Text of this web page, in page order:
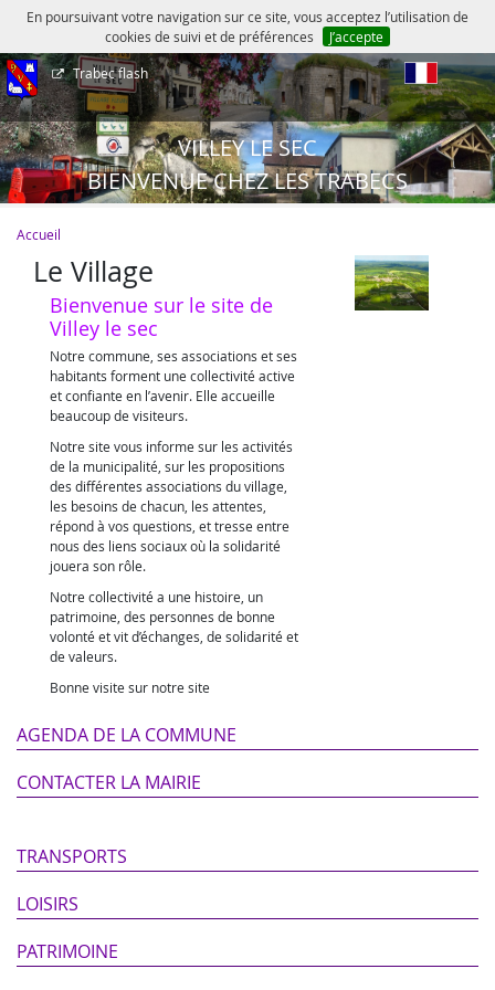
En poursuivant votre navigation sur ce site, vous acceptez l’utilisation de
cookies de suivi et de préférences
J’accepte
Trabec flash
VILLEY LE SEC
BIENVENUE CHEZ LES TRABECS
Accueil
Le Village
Bienvenue sur le site de
Villey le sec
Notre commune, ses associations et ses
habitants forment une collectivité active
et confiante en l’avenir. Elle accueille
beaucoup de visiteurs.
Notre site vous informe sur les activités
de la municipalité, sur les propositions
des différentes associations du village,
les besoins de chacun, les attentes,
répond à vos questions, et tresse entre
nous des liens sociaux où la solidarité
jouera son rôle.
Notre collectivité a une histoire, un
patrimoine, des personnes de bonne
volonté et vit d’échanges, de solidarité et
de valeurs.
Bonne visite sur notre site
AGENDA DE LA COMMUNE
CONTACTER LA MAIRIE
TRANSPORTS
LOISIRS
PATRIMOINE